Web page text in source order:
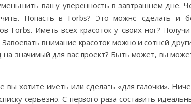
вашу уверенность в завтрашнем дне.
Попасть в Forbs? Это можно сделать и
Forbs. Иметь всех красоток у своих ног?
внимание красоток можно и сотней
на значимый для вас проект? Быть может, вы
хотите иметь или сделать «для галочки».
серьёзно. С первого раза составить